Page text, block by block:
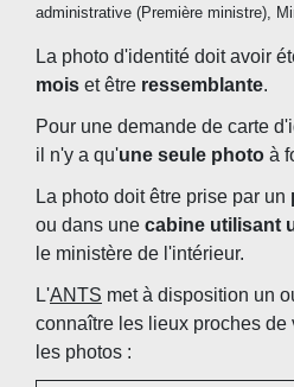
administrative (Première ministre),
La photo d'identité doit avoir
mois et être ressemblante.
Pour une demande de carte
il n'y a qu'une seule photo à
La photo doit être prise par un
ou dans une cabine utilisant
le ministère de l'intérieur.
L'ANTS met à disposition un
connaître les lieux proches de
les photos :